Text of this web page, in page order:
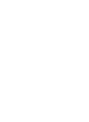
para Centro de
para
para Salas de